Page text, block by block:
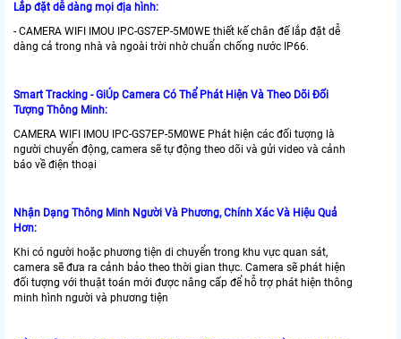
Lắp đặt dễ dàng mọi địa hình:
- CAMERA WIFI IMOU IPC-GS7EP-5M0WE thiết kế chân đế lắp đặt dễ
dàng cả trong nhà và ngoài trời nhờ chuẩn chống nước IP66.
Smart Tracking - GiÚp Camera Có Thể Phát Hiện Và Theo Dõi Đối
Tượng Thông Minh:
CAMERA WIFI IMOU IPC-GS7EP-5M0WE Phát hiện các đối tượng là
người chuyển động, camera sẽ tự động theo dõi và gửi video và cảnh
báo về điện thoại
Nhận Dạng Thông Minh Người Và Phương, Chính Xác Và Hiệu Quả
Hơn:
Khi có người hoặc phương tiện di chuyển trong khu vực quan sát,
camera sẽ đưa ra cảnh bảo theo thời gian thực. Camera sẽ phát hiện
đối tượng với thuật toán mới được nâng cấp để hỗ trợ phát hiện thông
minh hình người và phương tiện